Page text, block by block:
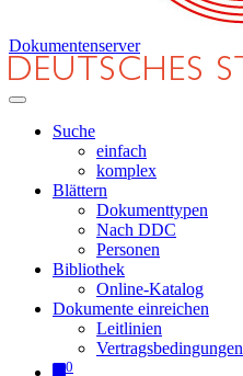
Dokumentenserver
Suche
einfach
komplex
Blättern
Dokumenttypen
Nach DDC
Personen
Bibliothek
Online-Katalog
Dokumente einreichen
Leitlinien
Vertragsbedingungen
0